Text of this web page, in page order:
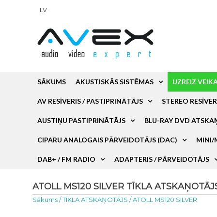
LV
SĀKUMS AKUSTISKĀS SISTĒMAS UZREIZ
AV RESĪVERIS / PASTIPRINĀTĀJS STEREO
AUSTIŅU PASTIPRINĀTĀJS BLU-RAY DVD
CIPARU ANALOGAIS PĀRVEIDOTĀJS (DAC) MINI/
DAB+ / FM RADIO ADAPTERIS / PĀRVEIDOTĀJS
ATOLL MS120 SILVER TĪKLA
Sākums/TĪKLA ATSKAŅOTĀJS /ATOLL MS120 SILVER